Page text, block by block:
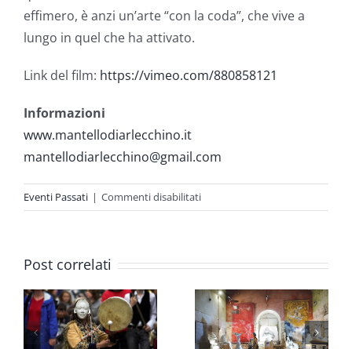
effimero, è anzi un’arte “con la coda”, che vive a
lungo in quel che ha attivato.
Link del film: https://vimeo.com/880858121
Informazioni
www.mantellodiarlecchino.it
mantellodiarlecchino@gmail.com
Eventi Passati | Commenti disabilitatisu
Il
Arlecchino
2023
–
Serata
Conclusiva
Post correlati